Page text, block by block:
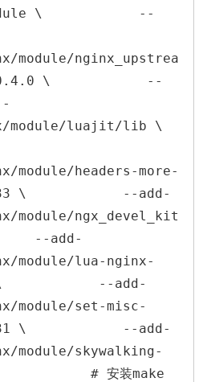
\            --
module/nginx_upstrea
0.4.0 \            --
module/luajit/lib \
module/headers-more-
\            --add-
module/ngx_devel_kit
--add-
module/lua-nginx-
\            --add-
module/set-misc-
\            --add-
module/skywalking-
# 安装make